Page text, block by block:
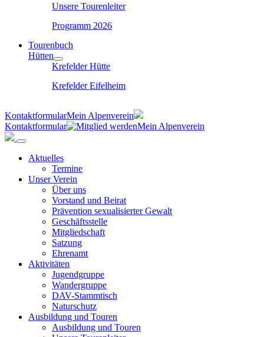
Unsere Tourenleiter
Programm 2026
Tourenbuch
Hütten
Krefelder Hütte
Krefelder Eifelheim
KontaktformularMein Alpenverein
Kontaktformular
Mein Alpenverein
Aktuelles
Termine
Unser Verein
Über uns
Vorstand und Beirat
Prävention sexualisierter Gewalt
Geschäftsstelle
Mitgliedschaft
Satzung
Ehrenamt
Aktivitäten
Jugendgruppe
Wandergruppe
DAV-Stammtisch
Naturschutz
Ausbildung und Touren
Ausbildung und Touren